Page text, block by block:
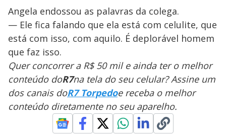
Angela endossou as palavras da colega.
— Ele fica falando que ela está com celulite, que
está com isso, com aquilo. É deplorável homem
que faz isso.
Quer concorrer a R$ 50 mil e ainda ter o melhor
conteúdo doR7na tela do seu celular? Assine um
dos canais doR7 Torpedoe receba o melhor
conteúdo diretamente no seu aparelho.